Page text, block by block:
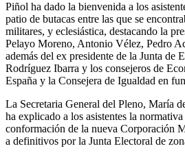
Piñol ha dado la bienvenida a los
patio de butacas entre las que se
militares, y eclesiástica, destacando la
Pelayo Moreno, Antonio Vélez, Pedro
además del ex presidente de la Junta de
Rodríguez Ibarra y los consejeros de
España y la Consejera de Igualdad en
La Secretaria General del Pleno, María
ha explicado a los asistentes la
conformación de la nueva Corporación
a definitivos por la Junta Electoral de